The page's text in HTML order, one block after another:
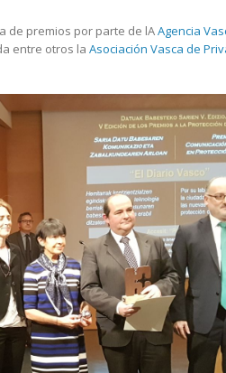
de premios por parte de lAAgencia
entre otros la Asociación Vasca de